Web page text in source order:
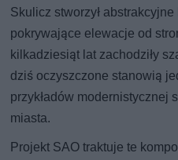
Skulicz stworzył
pokrywające elewacje od
kilkadziesiąt lat zachodziły
dziś oczyszczone stanowią
przykładów modernistycznej
miasta.
Projekt SAO traktuje te